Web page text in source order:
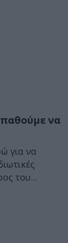
να
για να
του...